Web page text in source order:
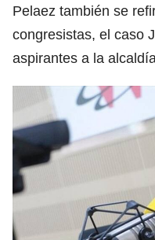
Pelaez también se
congresistas, el caso
aspirantes a la